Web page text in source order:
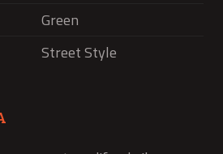
Green
Street Style